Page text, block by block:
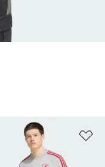
la Liste de produits